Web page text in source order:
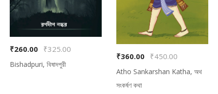
₹260.00 ₹325.00
Bishadpuri, বিষাদপুরী
₹360.00 ₹450.00
Atho Sankarshan Katha, অথ
সংকর্ষণ কথা